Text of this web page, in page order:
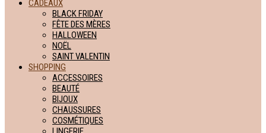
CADEAUX
BLACK FRIDAY
FÊTE DES MÈRES
HALLOWEEN
NOËL
SAINT VALENTIN
SHOPPING
ACCESSOIRES
BEAUTÉ
BIJOUX
CHAUSSURES
COSMÉTIQUES